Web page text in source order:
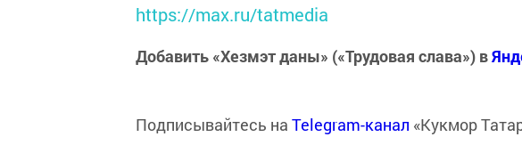
https://max.ru/tatmedia
Добавить «Хезмэт даны» («Трудовая слава») в
Подписывайтесь на Telegram-канал «Кукмор